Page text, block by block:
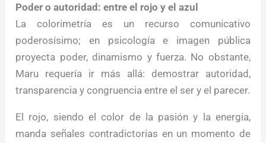
Poder o autoridad: entre el rojo y el azul
La colorimetría es un recurso comunicativo
poderosísimo; en psicología e imagen pública
proyecta poder, dinamismo y fuerza. No obstante,
Maru requería ir más allá: demostrar autoridad,
transparencia y congruencia entre el ser y el parecer.
El rojo, siendo el color de la pasión y la energía,
manda señales contradictorias en un momento de